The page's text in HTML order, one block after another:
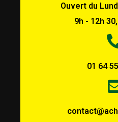
Ouvert du
9h - 12h
01 64